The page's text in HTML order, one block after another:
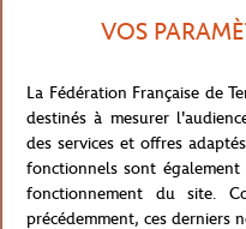
nouvelles perspectives avec
Cette association de couleur
lumineuses.
COLLECTION HERITAGE
Ce polo, conçu spécialement
VOS
La Fédération Française de
destinés à mesurer
des services et offres
fonctionnels sont également
fonctionnement du site.
précédemment, ces derniers